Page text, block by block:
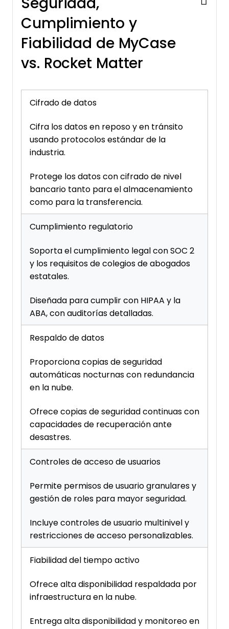
Seguridad,
Cumplimiento y
Fiabilidad de MyCase
vs. Rocket Matter
Cifrado de datos
Cifra los datos en reposo y en tránsito
usando protocolos estándar de la
industria.
Protege los datos con cifrado de nivel
bancario tanto para el almacenamiento
como para la transferencia.
Cumplimiento regulatorio
Soporta el cumplimiento legal con SOC 2
y los requisitos de colegios de abogados
estatales.
Diseñada para cumplir con HIPAA y la
ABA, con auditorías detalladas.
Respaldo de datos
Proporciona copias de seguridad
automáticas nocturnas con redundancia
en la nube.
Ofrece copias de seguridad continuas con
capacidades de recuperación ante
desastres.
Controles de acceso de usuarios
Permite permisos de usuario granulares y
gestión de roles para mayor seguridad.
Incluye controles de usuario multinivel y
restricciones de acceso personalizables.
Fiabilidad del tiempo activo
Ofrece alta disponibilidad respaldada por
infraestructura en la nube.
Entrega alta disponibilidad y monitoreo en